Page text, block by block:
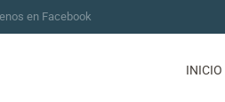
en Facebook
INICIO